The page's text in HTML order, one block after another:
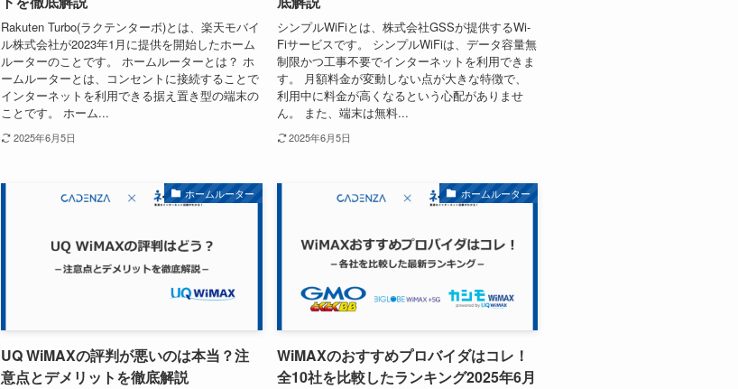
Rakuten Turbo(ラクテンターボ)とは、楽天モバイ
ル株式会社が2023年1月に提供を開始したホーム
ルーターのことです。 ホームルーターとは？ ホ
ームルーターとは、コンセントに接続することで
インターネットを利用できる据え置き型の端末の
ことです。 ホーム...
2025年6月5日
シンプルWiFiとは、株式会社GSSが提供するWi-
Fiサービスです。 シンプルWiFiは、データ容量無
制限かつ工事不要でインターネットを利用できま
す。 月額料金が変動しない点が大きな特徴で、
利用中に料金が高くなるという心配がありませ
ん。 また、端末は無料...
2025年6月5日
ホームルーター
UQ WiMAXの評判が悪いのは本当？注
意点とデメリットを徹底解説
ホームルーター
WiMAXのおすすめプロバイダはコレ！
全10社を比較したランキング2025年6月